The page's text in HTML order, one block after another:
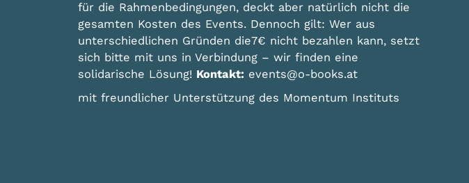
für die Rahmenbedingungen, deckt aber natürlich nicht die
gesamten Kosten des Events. Dennoch gilt: Wer aus
unterschiedlichen Gründen die7€ nicht bezahlen kann, setzt
sich bitte mit uns in Verbindung – wir finden eine
solidarische Lösung! Kontakt: events@o-books.at
mit freundlicher Unterstützung des Momentum Instituts